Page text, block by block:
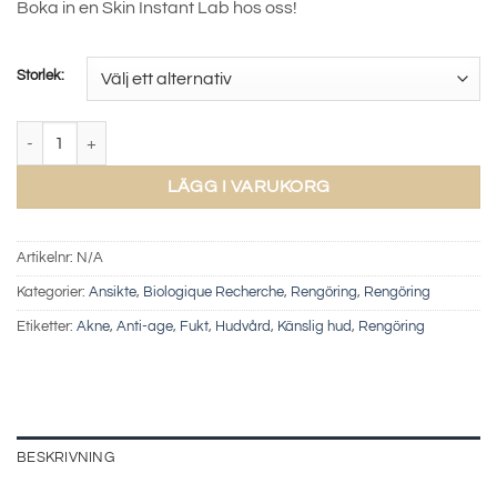
Boka in en Skin Instant Lab hos oss!
Storlek:
LÄGG I VARUKORG
Artikelnr: N/A
Kategorier: Ansikte, Biologique Recherche, Rengöring, Rengöring
Etiketter: Akne, Anti-age, Fukt, Hudvård, Känslig hud, Rengöring
BESKRIVNING